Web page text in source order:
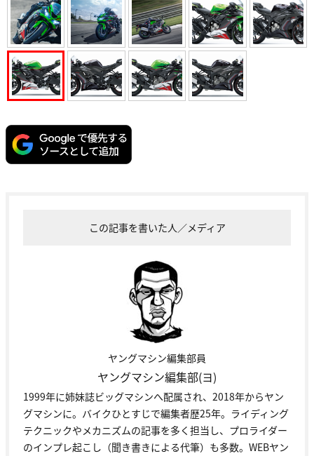
この記事を書いた人／メディア
ヤングマシン編集部員
ヤングマシン編集部(ヨ)
1999年に姉妹誌ビッグマシンへ配属され、2018年からヤン
グマシンに。バイクひとすじで編集者歴25年。ライディング
テクニックやメカニズムの記事を多く担当し、プロライダー
のインプレ起こし（聞き書きによる代筆）も多数。WEBヤン